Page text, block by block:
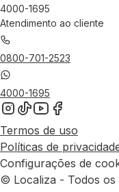
4000-1695
Atendimento ao cliente
0800-701-2523
4000-1695
Termos de uso
Políticas de
Configurações de
© Localiza - Todos os